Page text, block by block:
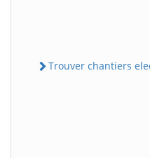
Trouver chantiers